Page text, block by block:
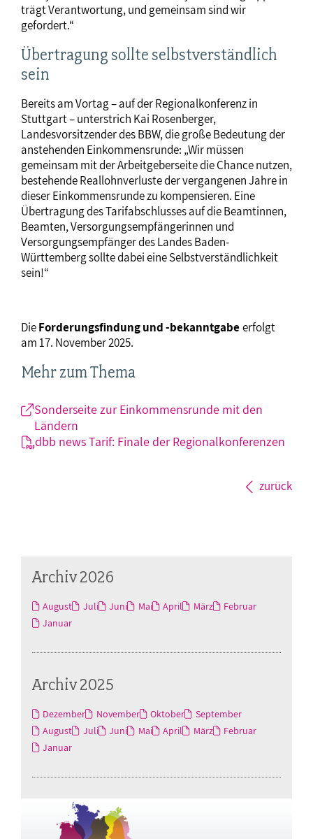
trägt Verantwortung, und gemeinsam sind wir
gefordert.“
Übertragung sollte selbstverständlich
sein
Bereits am Vortag – auf der Regionalkonferenz in
Stuttgart – unterstrich Kai Rosenberger,
Landesvorsitzender des BBW, die große Bedeutung der
anstehenden Einkommensrunde: „Wir müssen
gemeinsam mit der Arbeitgeberseite die Chance nutzen,
bestehende Reallohnverluste der vergangenen Jahre in
dieser Einkommensrunde zu kompensieren. Eine
Übertragung des Tarifabschlusses auf die Beamtinnen,
Beamten, Versorgungsempfängerinnen und
Versorgungsempfänger des Landes Baden-
Württemberg sollte dabei eine Selbstverständlichkeit
sein!“
DieForderungsfindung und -bekanntgabe erfolgt
am 17. November 2025.
Mehr zum Thema
Sonderseite zur Einkommensrunde mit den
Ländern
dbb news Tarif: Finale der Regionalkonferenzen
zurück
Archiv 2026
August Juli Juni Mai April März
Februar
Januar
Archiv 2025
Dezember November Oktober
September
August
Juli Juni Mai April März
Februar
Januar